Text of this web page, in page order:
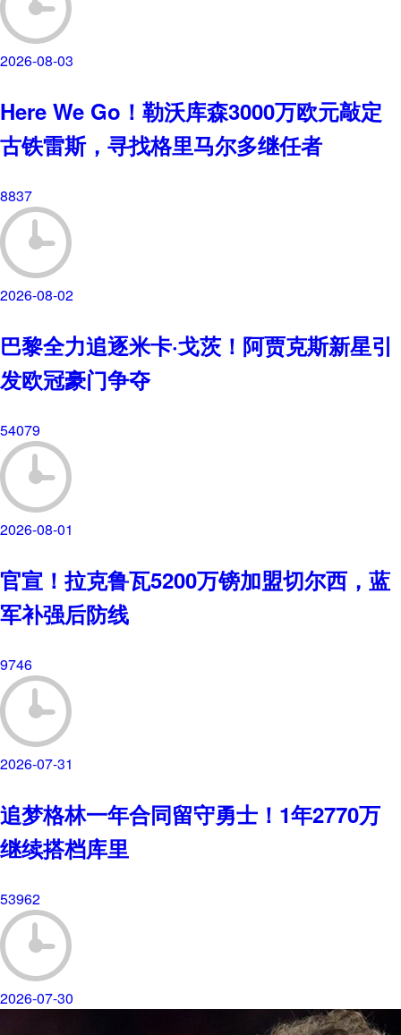
2026-08-03
Here We Go！勒沃库森3000万欧元敲定
古铁雷斯，寻找格里马尔多继任者
8837
2026-08-02
巴黎全力追逐米卡·戈茨！阿贾克斯新星引
发欧冠豪门争夺
54079
2026-08-01
官宣！拉克鲁瓦5200万镑加盟切尔西，蓝
军补强后防线
9746
2026-07-31
追梦格林一年合同留守勇士！1年2770万
继续搭档库里
53962
2026-07-30